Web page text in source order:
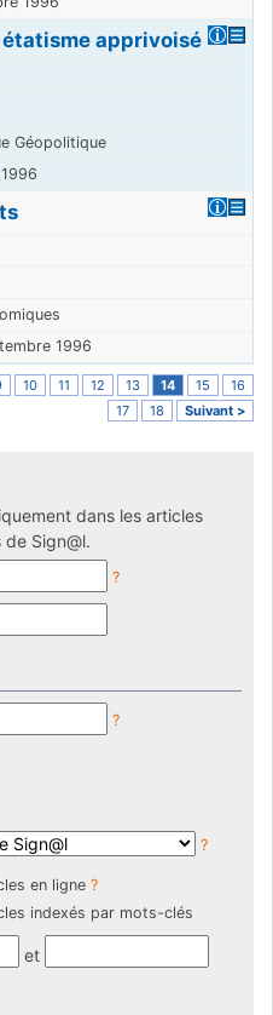
apprivoisé
Géopolitique
1996
10 11 12 13 14 15
16
17
18 Suivant >
dans les articles
Sign@l.
?
?
?
en ligne ?
indexés par mots-clés
et